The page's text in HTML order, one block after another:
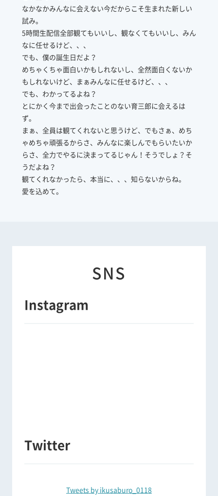
なかなかみんなに会えない今だからこそ生まれた新しい
試み。
5時間生配信全部観てもいいし、観なくてもいいし、みん
なに任せるけど、、、
でも、僕の誕生日だよ？
めちゃくちゃ面白いかもしれないし、全然面白くないか
もしれないけど、まぁみんなに任せるけど、、、
でも、わかってるよね？
とにかく今まで出会ったことのない育三郎に会えるは
ず。
まぁ、全員は観てくれないと思うけど、でもさぁ、めち
ゃめちゃ頑張るからさ、みんなに楽しんでもらいたいか
らさ、全力でやるに決まってるじゃん！そうでしょ？そ
うだよね？
観てくれなかったら、本当に、、、知らないからね。
愛を込めて。
SNS
Instagram
Twitter
Tweets by ikusaburo_0118